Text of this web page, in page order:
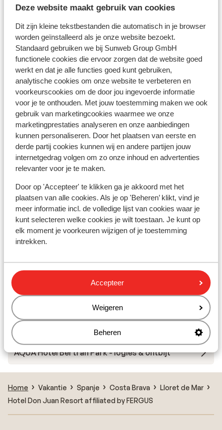
Deze website maakt gebruik van cookies
Dit zijn kleine tekstbestanden die automatisch in je browser
worden geïnstalleerd als je onze website bezoekt.
Standaard gebruiken we bij Sunweb Group GmbH
functionele cookies die ervoor zorgen dat de website goed
werkt en dat je alle functies goed kunt gebruiken,
analytische cookies om onze website te verbeteren en
voorkeurscookies om de door jou ingevoerde informatie
voor je te onthouden. Met jouw toestemming maken we ook
gebruik van marketingcookies waarmee we onze
marketingprestaties analyseren en onze aanbiedingen
kunnen personaliseren. Door het plaatsen van eerste en
derde partij cookies kunnen wij en andere partijen jouw
internetgedrag volgen om zo onze inhoud en advertenties
relevanter voor je te maken.
Door op 'Accepteer' te klikken ga je akkoord met het
plaatsen van alle cookies. Als je op 'Beheren’ klikt, vind je
meer informatie incl. de volledige lijst van cookies waar je
kunt selecteren welke cookies je wilt toestaan. Je kunt op
elk moment je voorkeuren wijzigen of je toestemming
intrekken.
Accepteer
Weigeren
Beheren
Hotel Golden Bahia de Tossa - inclusief huurauto
Hotel Neptuno & SPA
Aqua Hotel Silhouette & Spa (logies/ontbijt) -
adults only
AQUA Hotel Silhouette & Spa - adults only
Sumus Hotel Monteplaya & Spa - adults only
Sumus Hotel Monteplaya & Spa - all inclusive -
adults only
AQUA Hotel Promenade & Spa
Appartementen Odissea Park
Atzavara Hotel & Spa
Hotel Mar Blau
Hotel (ThePlace) Mar Mediterrania - adults only
AQUA Hotel Bertran Park - logies & ontbijt
Home Vakantie Spanje Costa Brava
Lloret de Mar
Hotel Don Juan Resort affiliated by FERGUS